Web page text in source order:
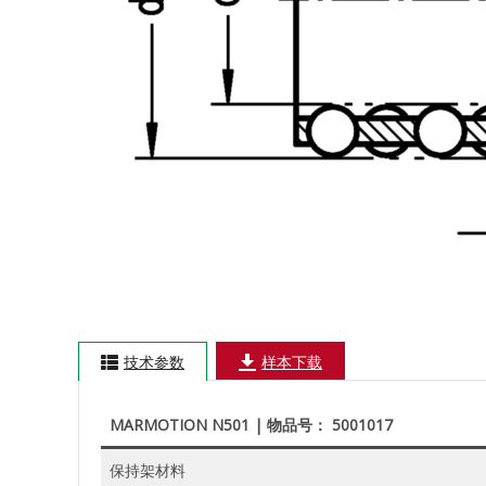
技术参数 样本下载
MARMOTION N501 | 物品号： 5001017
保持架材料